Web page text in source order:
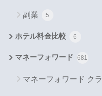
副業 5
ホテル料金比較 6
マネーフォワード 681
マネーフォワード ク